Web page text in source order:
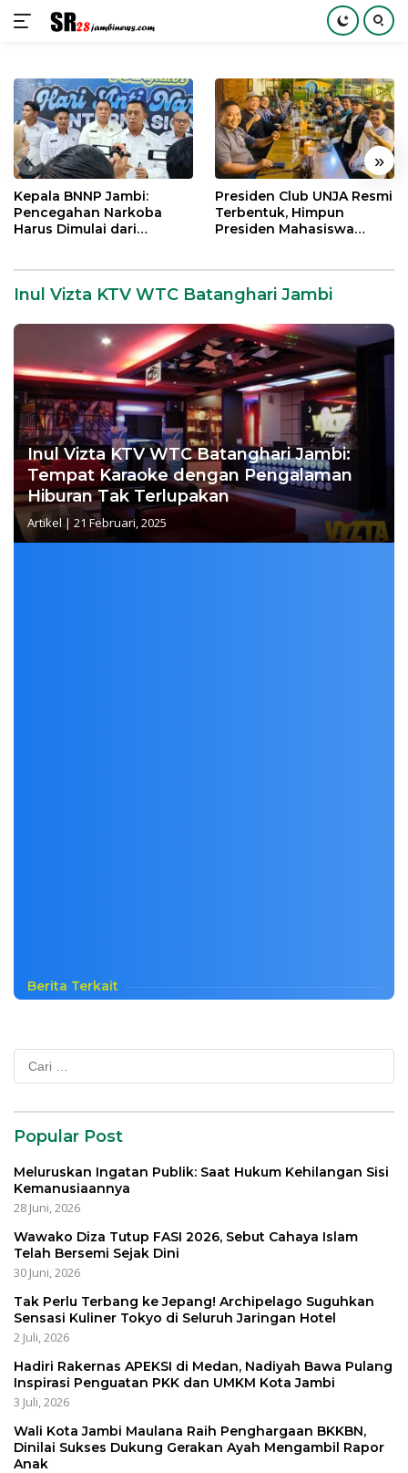
konten
« »
Kepala BNNP Jambi:
Pencegahan Narkoba
Harus Dimulai dari
Presiden Club UNJA Resmi
Terbentuk, Himpun
Presiden Mahasiswa
Inul Vizta KTV WTC Batanghari Jambi
Inul Vizta KTV WTC Batanghari Jambi:
Tempat Karaoke dengan Pengalaman
Hiburan Tak Terlupakan
Artikel | 21 Februari, 2025
Berita Terkait
Popular Post
Meluruskan Ingatan Publik: Saat Hukum Kehilangan Sisi
Kemanusiaannya
28 Juni, 2026
Wawako Diza Tutup FASI 2026, Sebut Cahaya Islam
Telah Bersemi Sejak Dini
30 Juni, 2026
Tak Perlu Terbang ke Jepang! Archipelago Suguhkan
Sensasi Kuliner Tokyo di Seluruh Jaringan Hotel
2 Juli, 2026
Hadiri Rakernas APEKSI di Medan, Nadiyah Bawa Pulang
Inspirasi Penguatan PKK dan UMKM Kota Jambi
3 Juli, 2026
Wali Kota Jambi Maulana Raih Penghargaan BKKBN,
Dinilai Sukses Dukung Gerakan Ayah Mengambil Rapor
Anak